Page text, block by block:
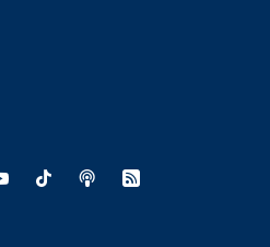
- Apertura in nuova finestra
Apertura in nuova finestra
Sito esterno - Apertura in
- Sito esterno - Apertura in
- Sito esterno -
TikTok - Sito esterno -
Spreaker - Sito
Feed RSS -